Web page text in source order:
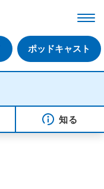
ポッドキャスト
知る